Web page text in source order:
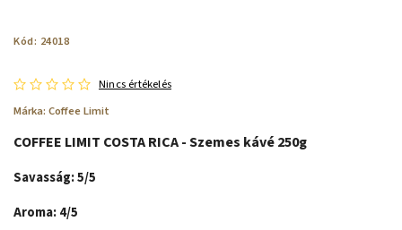
Kód: 24018
Nincs értékelés
Márka: Coffee Limit
COFFEE LIMIT COSTA RICA - Szemes kávé 250g
Savasság: 5/5
Aroma: 4/5